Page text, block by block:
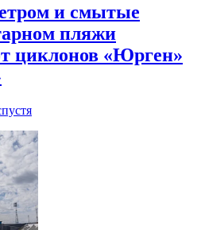
и смытые
пляжи
циклонов «Юрген»